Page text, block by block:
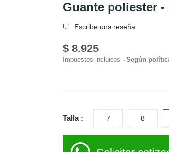
Guante poliester
Escribe una reseña
$ 8.925
Impuestos incluidos Según
Talla : 7 8